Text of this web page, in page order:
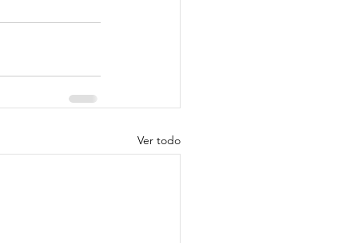
Ver todo